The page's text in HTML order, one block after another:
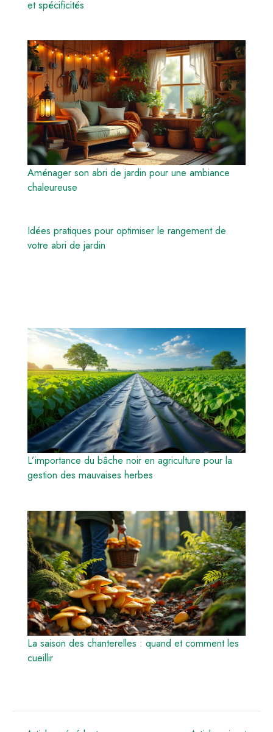
et spécificités
Aménager son abri de jardin pour une ambiance
chaleureuse
Idées pratiques pour optimiser le rangement de
votre abri de jardin
L’importance du bâche noir en agriculture pour la
gestion des mauvaises herbes
La saison des chanterelles : quand et comment les
cueillir